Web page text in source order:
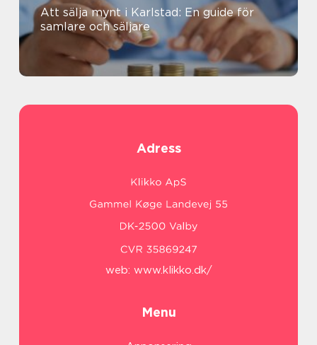
Att sälja mynt i Karlstad: En guide för
samlare och säljare
Adress
web: www.klikko.dk/
Menu